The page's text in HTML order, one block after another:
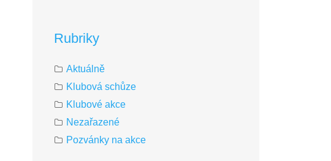
Rubriky
Aktuálně
Klubová schůze
Klubové akce
Nezařazené
Pozvánky na akce